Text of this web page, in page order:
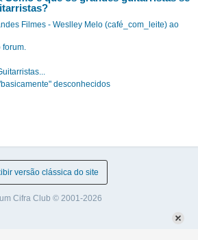
Filmes - Weslley Melo (café_com_leite) ao
forum.
desconhecidos
versão clássica do site
Cifra Club © 2001-2026